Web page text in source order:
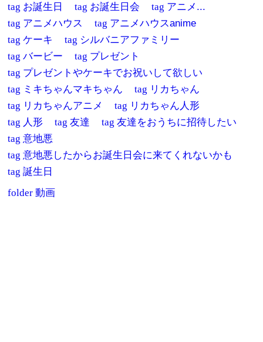
tag お誕生日 tag お誕生日会 tag アニメ...
tag アニメハウス tag アニメハウスanime
tagケーキ tag シルバニアファミリー
tagバービー tag プレゼント
tag プレゼントやケーキでお祝いして欲しい
tag ミキちゃんマキちゃん tag リカちゃん
tag リカちゃんアニメ tag リカちゃん人形
tag 人形 tag友達 tag友達をおうちに招待したい
tag意地悪
tag意地悪したからお誕生日会に来てくれないかも
tag誕生日
folder動画